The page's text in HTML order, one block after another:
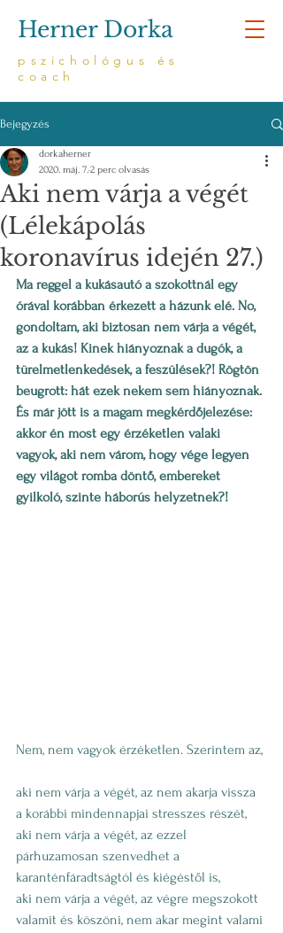
Herner Dorka
pszichológus és
coach
Bejegyzés
Aki nem várja a végét
(Lélekápolás
koronavírus idején 27.)
dorkaherner
2020. máj. 7.2 perc olvasás
Ma reggel a kukásautó a szokottnál egy
órával korábban érkezett a házunk elé. No,
gondoltam, aki biztosan nem várja a végét,
az a kukás! Kinek hiányoznak a dugók, a
türelmetlenkedések, a feszülések?! Rögtön
beugrott: hát ezek nekem sem hiányoznak.
És már jött is a magam megkérdőjelezése:
akkor én most egy érzéketlen valaki
vagyok, aki nem várom, hogy vége legyen
egy világot romba döntő, embereket
gyilkoló, szinte háborús helyzetnek?!
Nem, nem vagyok érzéketlen. Szerintem az,
aki nem várja a végét, az nem akarja vissza
a korábbi mindennapjai stresszes részét,
aki nem várja a végét, az ezzel
párhuzamosan szenvedhet a
karanténfáradtságtól és kiégéstől is,
aki nem várja a végét, az végre megszokott
valamit és köszöni, nem akar megint valami